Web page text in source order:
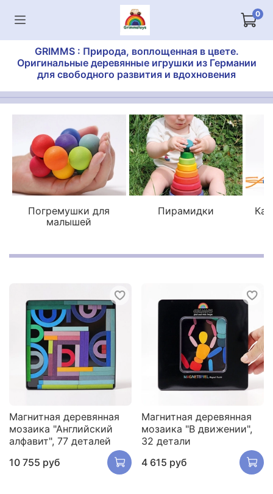
0
GRIMMS : Природа, воплощенная в цвете.
Оригинальные деревянные игрушки из Германии
для свободного развития и вдохновения
Погремушки для
малышей
Пирамидки
Магнитная деревянная
мозаика "Английский
алфавит", 77 деталей
10 755 руб
Магнитная деревянная
мозаика "В движении",
32 детали
4 615 руб